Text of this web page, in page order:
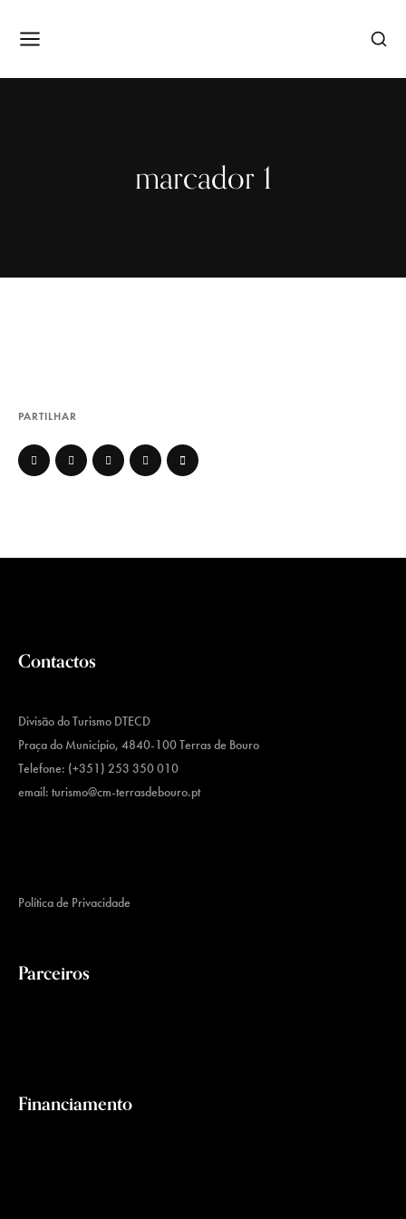
marcador 1
PARTILHAR
Contactos
Divisão do Turismo DTECD
Praça do Município, 4840-100 Terras de Bouro
Telefone: (+351) 253 350 010
email: turismo@cm-terrasdebouro.pt
Política de Privacidade
Parceiros
Financiamento